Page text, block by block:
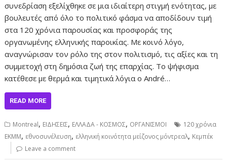
συνεδρίαση εξελίχθηκε σε μια ιδιαίτερη στιγμή ενότητας, με
βουλευτές από όλο το πολιτικό φάσμα να αποδίδουν τιμή
στα 120 χρόνια παρουσίας και προσφοράς της
οργανωμένης ελληνικής παροικίας. Με κοινό λόγο,
αναγνώρισαν τον ρόλο της στον πολιτισμό, τις αξίες και τη
συμμετοχή στη δημόσια ζωή της επαρχίας. Το ψήφισμα
κατέθεσε με θερμά και τιμητικά λόγια ο André…
READ MORE
Montreal, ΕΙΔΗΣΕΙΣ, ΕΛΛΑΔΑ - ΚΟΣΜΟΣ, ΟΡΓΑΝΙΣΜΟΙ
120 χρόνια
ΕΚΜΜ, εθνοσυνέλευση, ελληνική κοινότητα μείζονος μόντρεαλ, Κεμπέκ
Leave a comment